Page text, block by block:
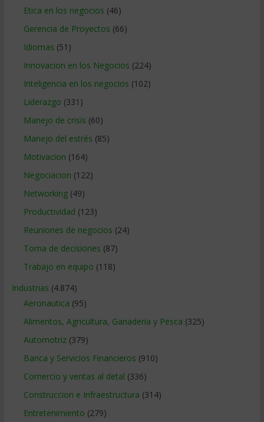
Etica en los negocios (46)
Gerencia de Proyectos (66)
Idiomas (51)
Innovacion en los Negocios (224)
Inteligencia en los negocios (102)
Liderazgo (331)
Manejo de crisis (60)
Manejo del estrés (85)
Motivacion (164)
Negociacion (122)
Networking(49)
Productividad (123)
Reuniones de negocios (24)
Toma de decisiones (87)
Trabajo en equipo (118)
Industrias (4.874)
Aeronautica (95)
Alimentos, Agricultura, Ganaderia y Pesca (325)
Automotriz(379)
Banca y Servicios Financieros (910)
Comercio y ventas al detal (336)
Construccion e Infraestructura (314)
Entretenimiento (279)